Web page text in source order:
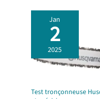
Jan
2
2025
Test tronçonneuse